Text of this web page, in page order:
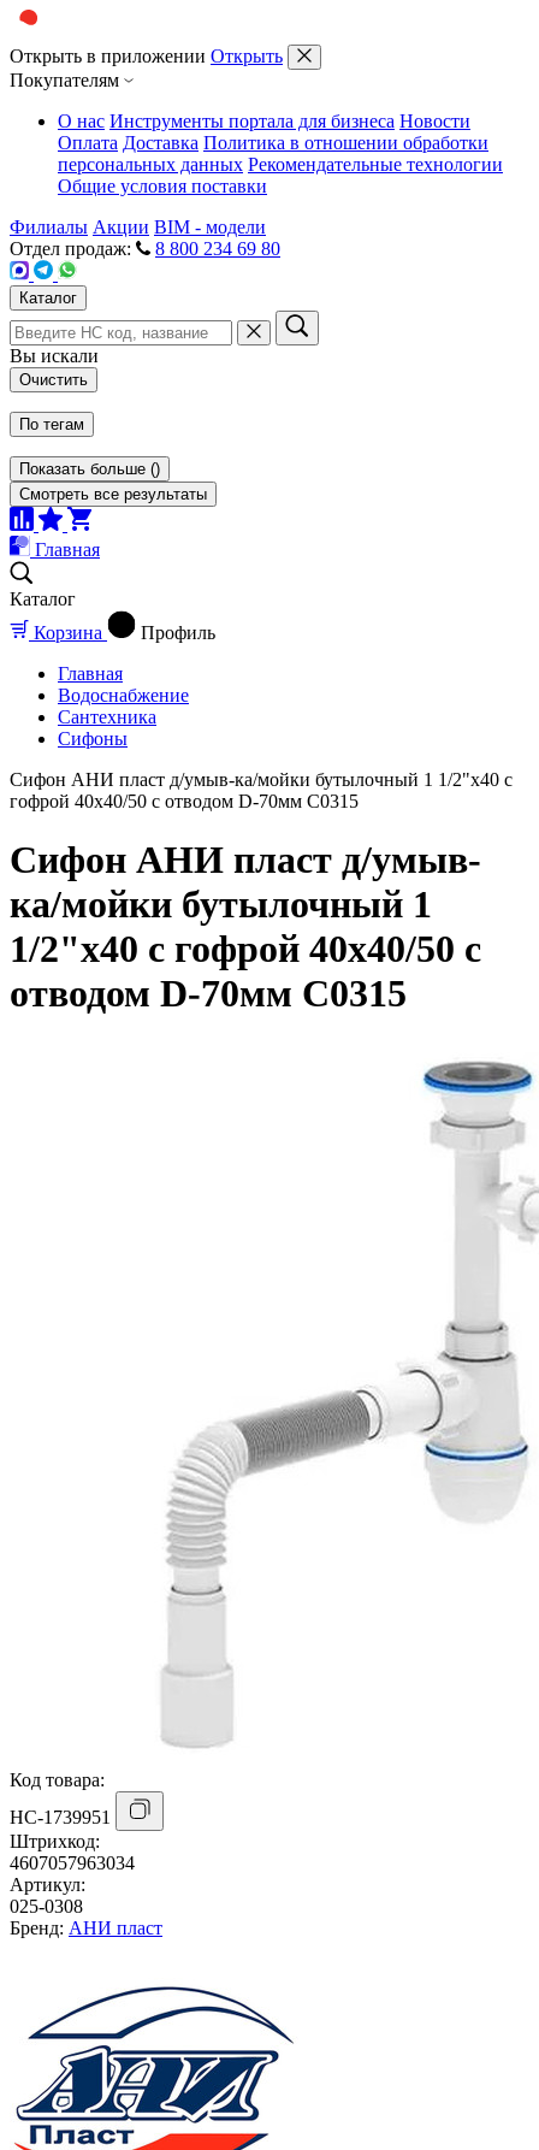
Открыть в приложении Открыть
Покупателям
О нас Инструменты портала для бизнеса Новости
Оплата Доставка Политика в отношении обработки
персональных данных Рекомендательные технологии
Общие условия поставки
Филиалы Акции BIM - модели
Отдел продаж:
8 800 234 69 80
Каталог
Вы искали
Очистить
По тегам
Показать больше ()
Смотреть все результаты
Главная
Каталог
Корзина
Профиль
Главная
Водоснабжение
Сантехника
Сифоны
Сифон АНИ пласт д/умыв-ка/мойки бутылочный 1 1/2"x40 с
гофрой 40х40/50 с отводом D-70мм C0315
Сифон АНИ пласт д/умыв-
ка/мойки бутылочный 1
1/2"x40 с гофрой 40х40/50 с
отводом D-70мм C0315
Код товара:
НС-1739951
Штрихкод:
4607057963034
Артикул:
025-0308
Бренд: АНИ пласт